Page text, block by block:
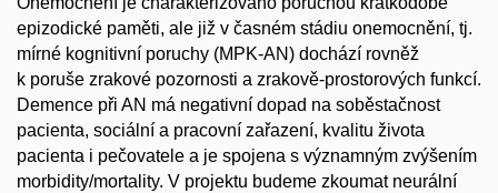
epizodické paměti, ale již v časném stádiu onemocnění, tj.
mírné kognitivní poruchy (MPK-AN) dochází rovněž
k poruše zrakové pozornosti a zrakově-prostorových funkcí.
Demence při AN má negativní dopad na soběstačnost
pacienta, sociální a pracovní zařazení, kvalitu života
pacienta i pečovatele a je spojena s významným zvýšením
morbidity/mortality. V projektu budeme zkoumat neurální